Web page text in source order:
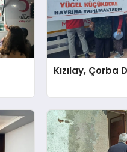
Kızılay, Çorba